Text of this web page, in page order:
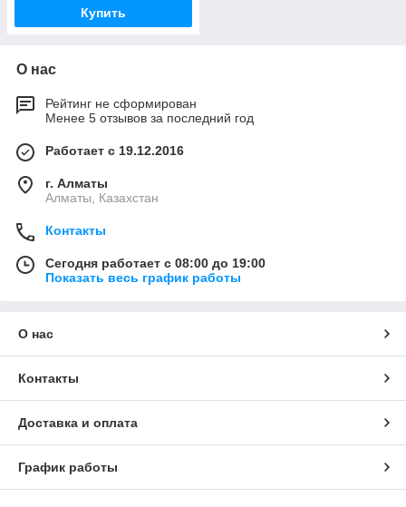
Купить
О нас
Рейтинг не сформирован
Менее 5 отзывов за последний год
Работает с 19.12.2016
г. Алматы
Алматы, Казахстан
Контакты
Сегодня работает с 08:00 до 19:00
Показать весь график работы
О нас
Контакты
Доставка и оплата
График работы